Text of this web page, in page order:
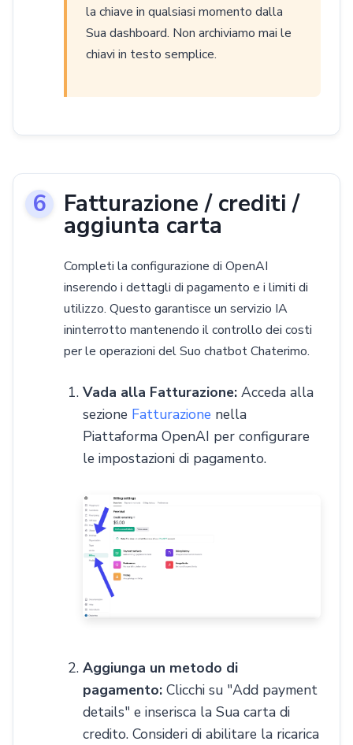
la chiave in qualsiasi momento dalla
Sua dashboard. Non archiviamo mai le
chiavi in testo semplice.
Fatturazione / crediti /
aggiunta carta
Completi la configurazione di OpenAI
inserendo i dettagli di pagamento e i limiti di
utilizzo. Questo garantisce un servizio IA
ininterrotto mantenendo il controllo dei costi
per le operazioni del Suo chatbot Chaterimo.
Vada alla Fatturazione: Acceda alla
sezione Fatturazione nella
Piattaforma OpenAI per configurare
le impostazioni di pagamento.
Aggiunga un metodo di
pagamento: Clicchi su "Add payment
details" e inserisca la Sua carta di
credito. Consideri di abilitare la ricarica